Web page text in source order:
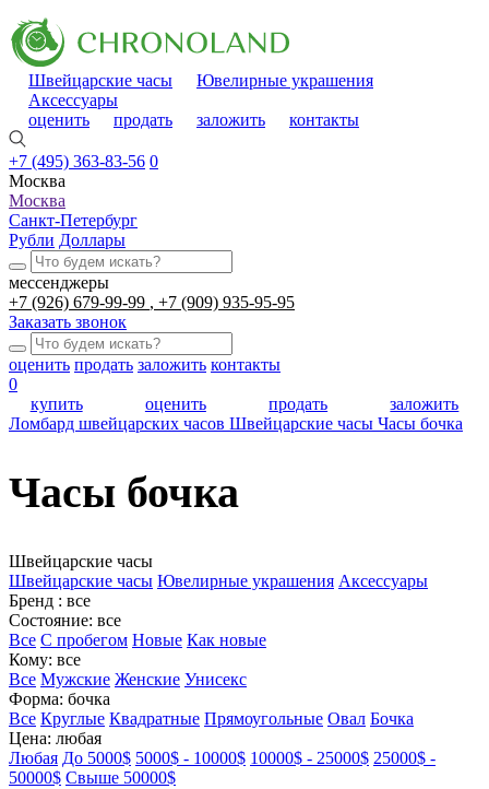
Швейцарские часы
Ювелирные украшения
Аксессуары
оценить
продать заложить контакты
+7 (495) 363-83-56 0
Москва
Москва
Санкт-Петербург
Рубли Доллары
мессенджеры
+7 (926) 679-99-99
+7 (909) 935-95-95
Заказать звонок
оценить продать заложить контакты
0
купить
оценить продать
заложить
Ломбард швейцарских часов Швейцарские часы Часы бочка
Часы бочка
Швейцарские часы
Швейцарские часы Ювелирные украшения Аксессуары
Бренд : все
Состояние: все
Все С пробегом Новые Как новые
Кому: все
Все Мужские Женские Унисекс
Форма: бочка
Все Круглые Квадратные Прямоугольные Овал Бочка
Цена: любая
Любая До 5000$ 5000$ - 10000$ 10000$ - 25000$ 25000$ -
50000$ Свыше 50000$